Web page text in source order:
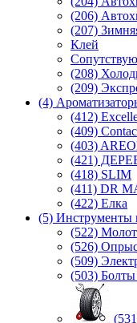
(206)
(207)
Клей
(208)
(209)
(4)
(412)
(409)
(403)
(421)
(418) SLIM
(411) DR
(422) Елка
(5) Инструменты
(522)
(526)
(509)
(503)